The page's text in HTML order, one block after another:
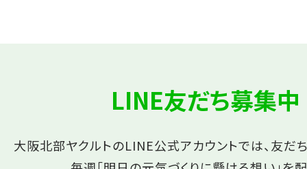
LINE友だち募集中
大阪北部ヤクルトのLINE公式アカウントでは、友だ